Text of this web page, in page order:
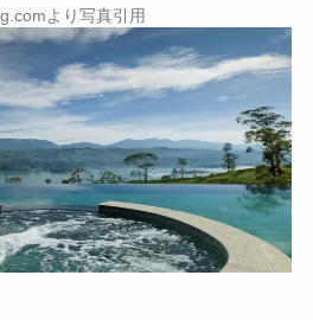
より写真引用